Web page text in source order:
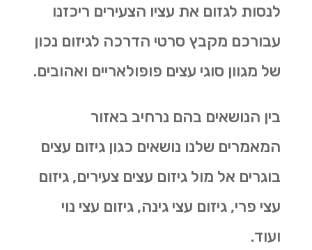
לנסות לגזום את עציו הצעירים ריכזנו
עבורכם מקבץ סרטי הדרכה לגיזום נכון
של מגוון סוגי עצים פופולאריים ואהובים.
בין הנושאים בהם נרחיב באזור
המאמרים שלנו נושאים כגון גיזום עצים
בוגרים אל מול גיזום עצים צעירים, גיזום
עצי פרי, גיזום עצי גינה, גיזום עצי נוי
ועוד.